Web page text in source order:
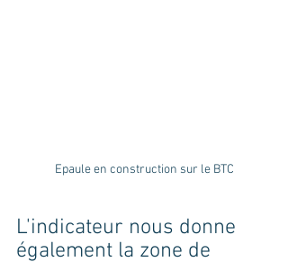
Epaule en construction sur le BTC
L'indicateur nous donne
également la zone de